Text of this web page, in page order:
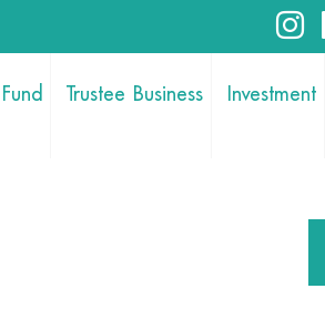
Trustee Business Investment